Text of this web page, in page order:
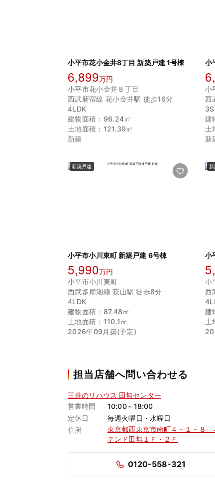
小平市花小金井8丁目 新築戸建 1号棟
6,899万円
小平市花小金井８丁目
西武新宿線 花小金井駅 徒歩16分
4LDK
建物面積：96.24㎡
土地面積：121.39㎡
新築
小
小
西
建
土
新
新築戸建
小平市小川東町 新築戸建 6号棟
5,990万円
小平市小川東町
西武多摩湖線 萩山駅 徒歩8分
4LDK
建物面積：87.48㎡
土地面積：110.1㎡
2026年09月築(予定)
新
小
小
西
建
土
担当店舗へ問い合わせる
三井のリハウス 田無センター
営業時間
10:00～18:00
定休日
毎週火曜日・水曜日
住所
東京都西東京市南町４－１－８
テンド田無１Ｆ・２Ｆ
0120-558-321